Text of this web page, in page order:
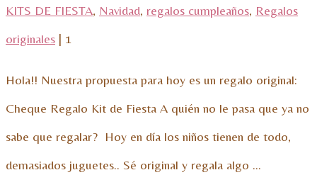
KITS DE FIESTA, Navidad, regalos cumpleaños, Regalos
originales | 1
Hola!! Nuestra propuesta para hoy es un regalo original:
Cheque Regalo Kit de Fiesta A quién no le pasa que ya no
sabe que regalar? Hoy en día los niños tienen de todo,
demasiados juguetes.. Sé original y regala algo …